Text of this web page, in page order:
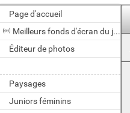
Page d'accueil
Meilleurs fonds d'écran du jour
Éditeur de photos
Paysages
Juniors féminins